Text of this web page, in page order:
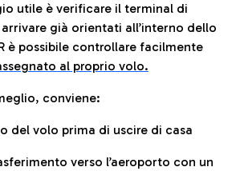
utile è verificare il terminal di
già orientati all’interno dello
è possibile controllare facilmente
al proprio volo.
conviene:
del volo prima di uscire di casa
verso l’aeroporto con un